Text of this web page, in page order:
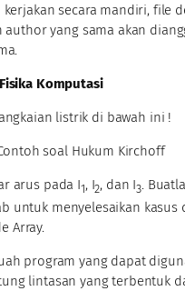
kerjakan secara mandiri, file
author yang sama akan
Komputasi
listrik di bawah ini !
arus pada I1, I2, dan I3.
untuk menyelesaikan kasus
Array.
program yang dapat
lintasan yang terbentuk